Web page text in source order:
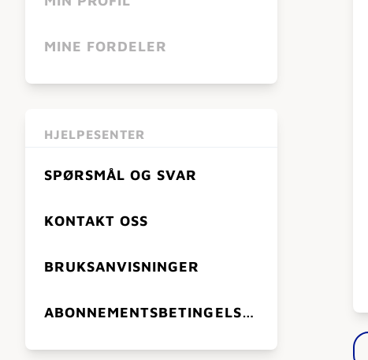
MINE FORDELER
HJELPESENTER
SPØRSMÅL OG SVAR
KONTAKT OSS
BRUKSANVISNINGER
ABONNEMENTSBETINGELSER